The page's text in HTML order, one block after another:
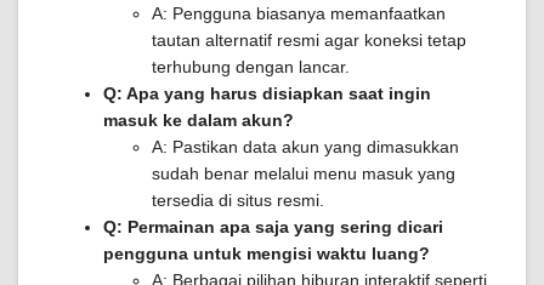
A: Pengguna biasanya memanfaatkan
tautan alternatif resmi agar koneksi tetap
terhubung dengan lancar.
Q: Apa yang harus disiapkan saat ingin
masuk ke dalam akun?
A: Pastikan data akun yang dimasukkan
sudah benar melalui menu masuk yang
tersedia di situs resmi.
Q: Permainan apa saja yang sering dicari
pengguna untuk mengisi waktu luang?
A: Berbagai pilihan hiburan interaktif seperti